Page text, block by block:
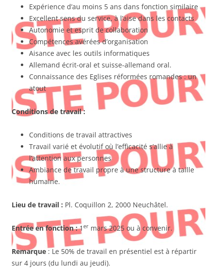
Expérience d’au moins 5 ans dans fonction similaire
Excellent sens du service, à l’aise dans les contacts
Autonomie et esprit de collaboration
Compétences avérées d’organisation
Aisance avec les outils informatiques
Allemand écrit-oral et suisse-allemand oral.
Connaissance des Eglises réformées romandes : un
atout
Conditions de travail :
Conditions de travail attractives
Travail varié et évolutif où l’efficacité s’allie à
l’attention aux personnes
Ambiance de travail propre à une structure à taille
humaine.
Lieu de travail : Pl. Coquillon 2, 2000 Neuchâtel.
Entrée en fonction :1 er mars 2025 ou à convenir.
Remarque: Le 50% de travail en présentiel est à répartir
sur 4 jours (du lundi au jeudi).